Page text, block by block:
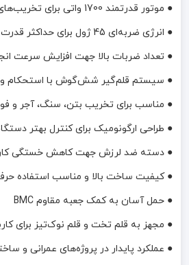
● موتور قدرتمند 1700 واتی برای تخریب‌های سنگین
● انرژی ضربه‌ای 45 ژول برای حداکثر قدرت تخریب
● تعداد ضربات بالا جهت افزایش سرعت
● سیستم قلم‌گیر شش‌گوش با استحکام و
● مناسب برای تخریب بتن، سنگ، آجر و
● طراحی ارگونومیک برای کنترل بهتر
● دسته ضد لرزش جهت کاهش خستگی
● کیفیت ساخت بالا و مناسب استفاده
● حمل آسان به کمک جعبه مقاوم BMC
● مجهز به قلم تخت و قلم نوک‌تیز برای
● عملکرد پایدار در پروژه‌های عمرانی و